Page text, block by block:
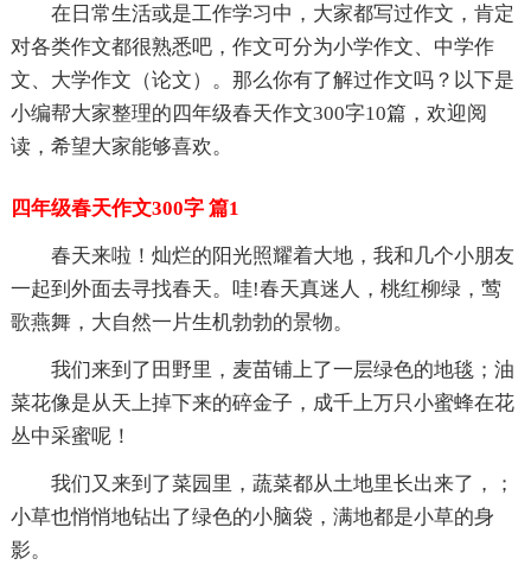
在日常生活或是工作学习中，大家都写过作文，肯定
对各类作文都很熟悉吧，作文可分为小学作文、中学作
文、大学作文（论文）。那么你有了解过作文吗？以下是
小编帮大家整理的四年级春天作文300字10篇，欢迎阅
读，希望大家能够喜欢。
四年级春天作文300字 篇1
春天来啦！灿烂的阳光照耀着大地，我和几个小朋友
一起到外面去寻找春天。哇!春天真迷人，桃红柳绿，莺
歌燕舞，大自然一片生机勃勃的景物。
我们来到了田野里，麦苗铺上了一层绿色的地毯；油
菜花像是从天上掉下来的碎金子，成千上万只小蜜蜂在花
丛中采蜜呢！
我们又来到了菜园里，蔬菜都从土地里长出来了，；
小草也悄悄地钻出了绿色的小脑袋，满地都是小草的身
影。